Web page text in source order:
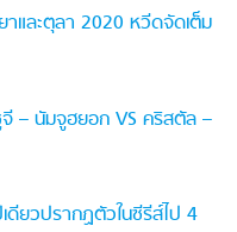
และตุลา 2020 หวีดจัดเต็ม
– นัมจูฮยอก VS คริสตัล –
ยวปรากฏตัวในซีรีส์ไป 4